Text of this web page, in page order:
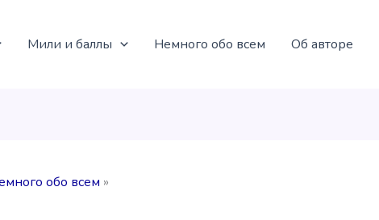
Мили и баллы Немного обо всем Об авторе
обо всем